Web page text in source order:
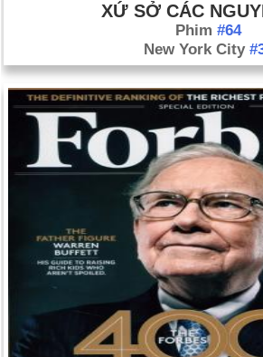
XỨ SỞ CÁC
Phim #64
New York City